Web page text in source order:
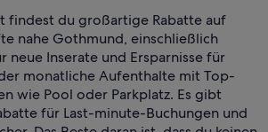
findest du großartige Rabatte auf
nahe Gothmund, einschließlich
neue Inserate und Ersparnisse für
monatliche Aufenthalte mit Top-
wie Pool oder Parkplatz. Es gibt
für Last-minute-Buchungen und